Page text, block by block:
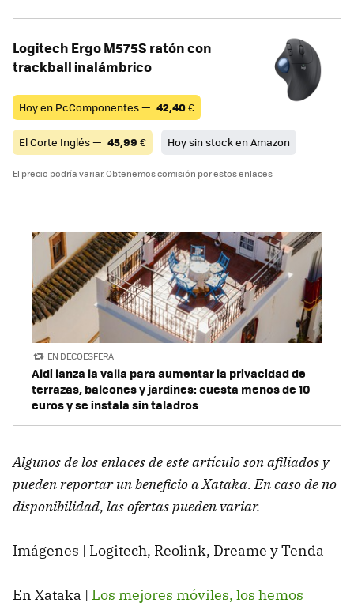
Logitech Ergo M575S ratón con
trackball inalámbrico
Hoy en PcComponentes — 42,40€
El Corte Inglés — 45,99 € Hoy sin stock en Amazon
El precio podría variar. Obtenemos comisión por estos enlaces
EN DECOESFERA
Aldi lanza la valla para aumentar la privacidad de
terrazas, balcones y jardines: cuesta menos de 10
euros y se instala sin taladros
Algunos de los enlaces de este artículo son afiliados y
pueden reportar un beneficio a Xataka. En caso de no
disponibilidad, las ofertas pueden variar.
Imágenes | Logitech, Reolink, Dreame y Tenda
En Xataka | Los mejores móviles, los hemos